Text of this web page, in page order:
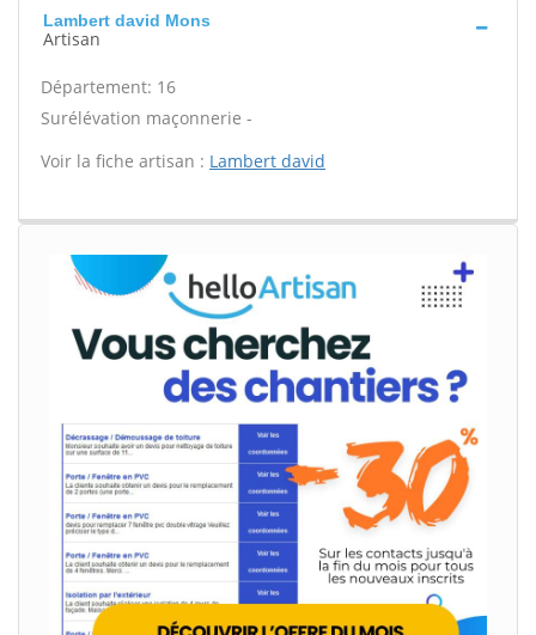
Lambert david Mons
Artisan
Département: 16
Surélévation maçonnerie -
Voir la fiche artisan : Lambert david